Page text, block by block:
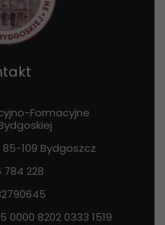
Formacyjne
85-109 Bydgoszcz
784 228
0000 8202 0333 1519